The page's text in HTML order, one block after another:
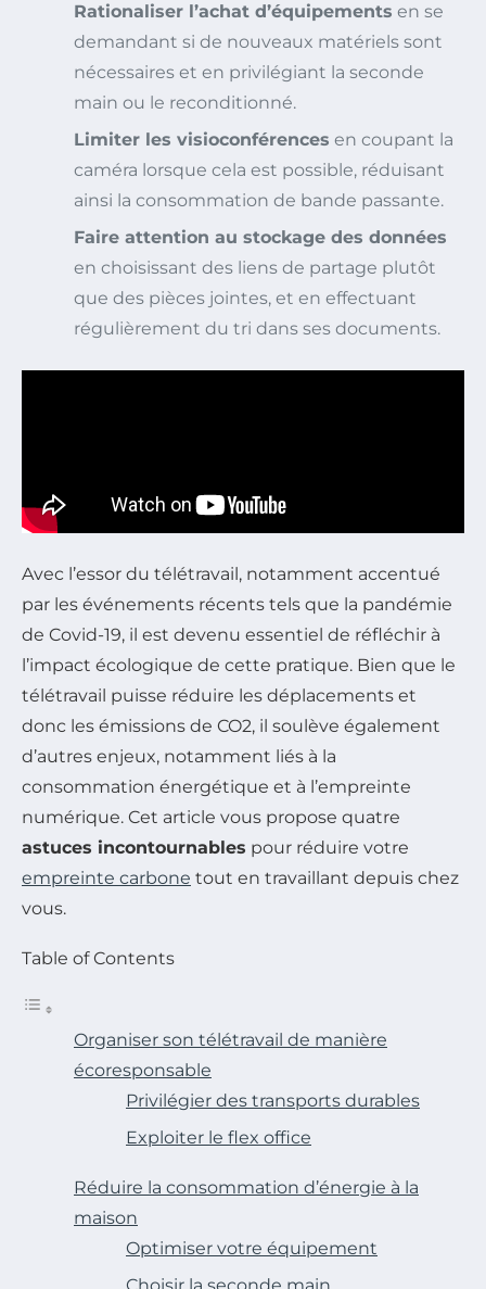
Rationaliser l’achat d’équipements en se
demandant si de nouveaux matériels sont
nécessaires et en privilégiant la seconde
main ou le reconditionné.
Limiter les visioconférences en coupant la
caméra lorsque cela est possible, réduisant
ainsi la consommation de bande passante.
Faire attention au stockage des données
en choisissant des liens de partage plutôt
que des pièces jointes, et en effectuant
régulièrement du tri dans ses documents.
Avec l’essor du télétravail, notamment accentué
par les événements récents tels que la pandémie
de Covid-19, il est devenu essentiel de réfléchir à
l’impact écologique de cette pratique. Bien que le
télétravail puisse réduire les déplacements et
donc les émissions de CO2, il soulève également
d’autres enjeux, notamment liés à la
consommation énergétique et à l’empreinte
numérique. Cet article vous propose quatre
astuces incontournables pour réduire votre
empreinte carbone tout en travaillant depuis chez
vous.
Table of Contents
Organiser son télétravail de manière
écoresponsable
Privilégier des transports durables
Exploiter le flex office
Réduire la consommation d’énergie à la
maison
Optimiser votre équipement